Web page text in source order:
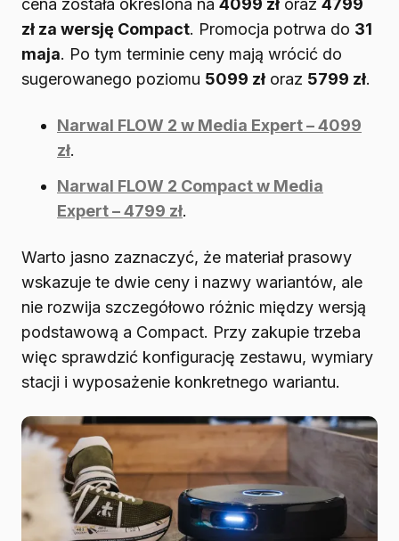
cena została określona na 4099 zł oraz 4799
zł za wersję Compact. Promocja potrwa do 31
maja. Po tym terminie ceny mają wrócić do
sugerowanego poziomu 5099 zł oraz 5799 zł.
Narwal FLOW 2 w Media Expert – 4099
zł.
Narwal FLOW 2 Compact w Media
Expert – 4799 zł.
Warto jasno zaznaczyć, że materiał prasowy
wskazuje te dwie ceny i nazwy wariantów, ale
nie rozwija szczegółowo różnic między wersją
podstawową a Compact. Przy zakupie trzeba
więc sprawdzić konfigurację zestawu, wymiary
stacji i wyposażenie konkretnego wariantu.